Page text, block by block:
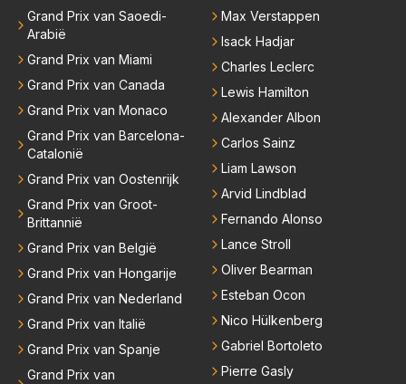
Grand Prix van Saoedi-
Arabië
Grand Prix van Miami
Grand Prix van Canada
Grand Prix van Monaco
Grand Prix van Barcelona-
Catalonië
Grand Prix van Oostenrijk
Grand Prix van Groot-
Brittannië
Grand Prix van België
Grand Prix van Hongarije
Grand Prix van Nederland
Grand Prix van Italië
Grand Prix van Spanje
Grand Prix van
Max Verstappen
Isack Hadjar
Charles Leclerc
Lewis Hamilton
Alexander Albon
Carlos Sainz
Liam Lawson
Arvid Lindblad
Fernando Alonso
Lance Stroll
Oliver Bearman
Esteban Ocon
Nico Hülkenberg
Gabriel Bortoleto
Pierre Gasly